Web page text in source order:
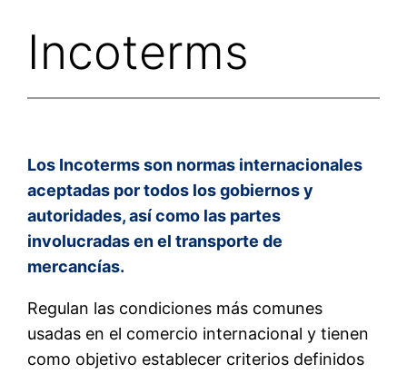
Incoterms
Los Incoterms son normas internacionales
aceptadas por todos los gobiernos y
autoridades, así como las partes
involucradas en el transporte de
mercancías.
Regulan las condiciones más comunes
usadas en el comercio internacional y tienen
como objetivo establecer criterios definidos